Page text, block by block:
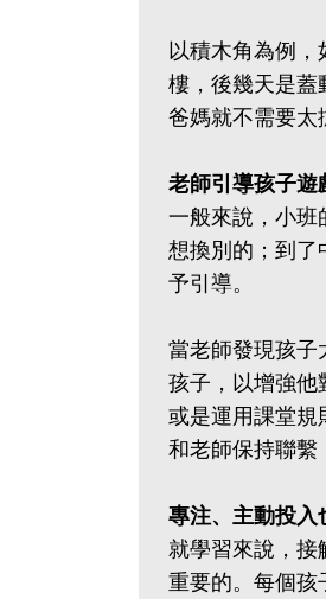
以積木角為例
樓，後幾天是蓋
爸媽就不需要太
老師引導孩子遊
一般來說，小班
想換別的；到了
予引導。
當老師發現孩子
孩子，以增強他
或是運用課堂規
和老師保持聯繫
專注、主動投入
就學習來說，接
重要的。每個孩